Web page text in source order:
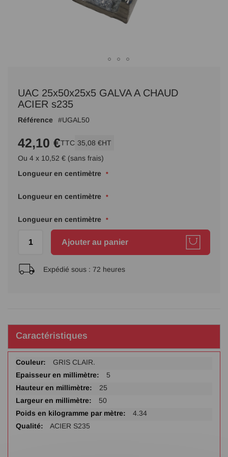
début
Galerie
UAC 25x50x25x5 GALVA A CHAUD
ACIER s235
Référence UGAL50
42,10 €TTC 35,08 €HT
Ou 4 x 10,52 € (sans frais)
Longueur en centimètre
Longueur en centimètre
Longueur en centimètre
Ajouter au panier
Expédié sous : 72 heures
Caractéristiques
Plus
d'infos
GRIS CLAIR.
5
25
50
4.34
ACIER S235